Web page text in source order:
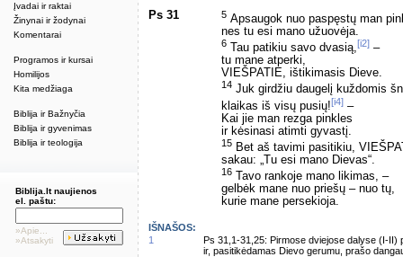
Įvadai ir raktai
Žinynai ir žodynai
Komentarai
Programos ir kursai
Homilijos
Kita medžiaga
Biblija ir Bažnyčia
Biblija ir gyvenimas
Biblija ir teologija
Biblija.lt naujienos
el. paštu:
»Apie...
»Atsakyti
Ps 31 5 Apsaugok nuo paspęstų man
nes tu esi mano užuovėja.
6 Tau patikiu savo dvasią,[i2] –
tu mane atperki,
VIEŠPATIE, ištikimasis Dieve.
14 Juk girdžiu daugelį kuždomis
klaikas iš visų pusių![i4] –
Kai jie man rezga pinkles
ir kėsinasi atimti gyvastį.
15 Bet aš tavimi pasitikiu,
sakau: „Tu esi mano Dievas“.
16 Tavo rankoje mano likimas, –
gelbėk mane nuo priešų – nuo tų,
kurie mane persekioja.
IŠNAŠOS:
1
Ps 31,1-31,25: Pirmose dviejose dalyse (I-
ir, pasitikėdamas Dievo gerumu, prašo